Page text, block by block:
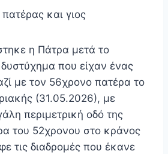
και γιος
η Πάτρα μετά το
δυστύχημα που είχαν ένας
με τον 56χρονο πατέρα το
(31.05.2026), με
περιμετρική οδό της
του 52χρονου στο κράνος
τις διαδρομές που έκανε